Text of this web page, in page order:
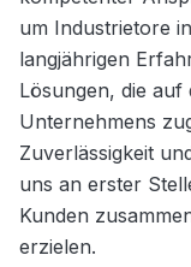
um Industrietore
langjährigen
Lösungen, die
Unternehmens
Zuverlässigkeit
uns an erster
Kunden
erzielen.